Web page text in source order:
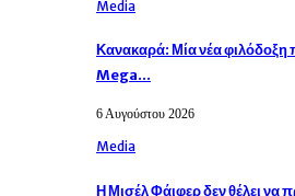
Media
Κανακαρά: Μία νέα φιλόδοξη
Mega…
6 Αυγούστου 2026
Media
Η Μισέλ Φάιφερ δεν θέλει να